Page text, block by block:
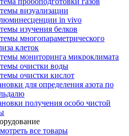
визуализации
in vivo
изучения белков
многопараметрического
клеток
мониторинга микроклимата
очистки воды
очистки кислот
для определения азота по
получения особо чистой
все товары